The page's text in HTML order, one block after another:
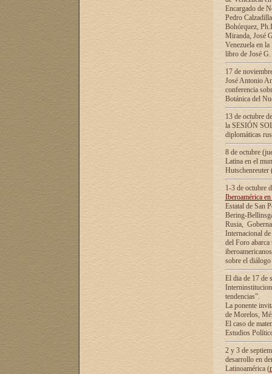
Encargado de
Pedro
Bohórquez,
Miranda, José
Venezuela en
libro de José
17 de
José Antonio
conferencia
Botánica del
13 de octubre
la SESIÓN
diplomáticas
8 de octubre
Latina en el
1-3 de octubre
Iberoamérica
Estatal de San
Bering-
Rusia,
Internacional
del Foro
sobre el
El dia de 17 de
tendencias”.
La ponente
de Morelos,
El caso de
Estudios
2 y 3 de
desarrollo en
Latinoamérica (